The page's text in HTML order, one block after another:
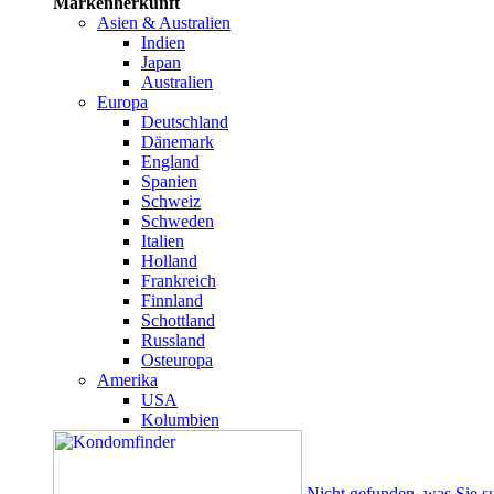
Asien & Australien
Indien
Japan
Australien
Europa
Deutschland
Dänemark
England
Spanien
Schweiz
Schweden
Italien
Holland
Frankreich
Finnland
Schottland
Russland
Osteuropa
Amerika
USA
Kolumbien